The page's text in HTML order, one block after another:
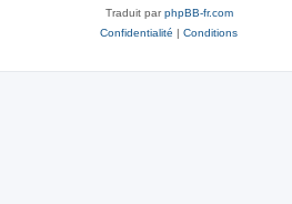
Traduit parphpBB-fr.com
Confidentialité | Conditions